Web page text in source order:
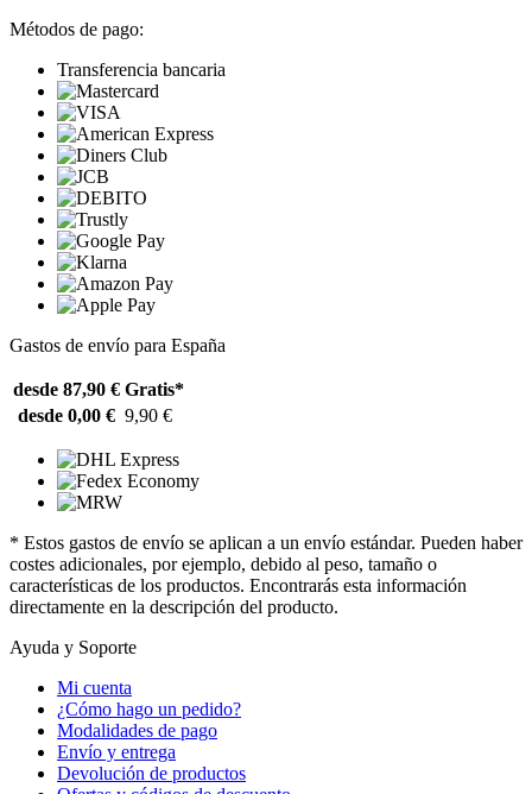
Métodos de pago:
Transferencia bancaria
Gastos de envío para España
desde 87,90 € Gratis*
desde 0,00 € 9,90 €
* Estos gastos de envío se aplican a un envío estándar. Pueden haber
costes adicionales, por ejemplo, debido al peso, tamaño o
características de los productos. Encontrarás esta información
directamente en la descripción del producto.
Ayuda y Soporte
Mi cuenta
¿Cómo hago un pedido?
Modalidades de pago
Envío y entrega
Devolución de productos